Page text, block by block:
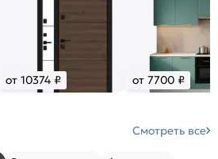
от 10374 ₽ от 7700 ₽
Смотреть все